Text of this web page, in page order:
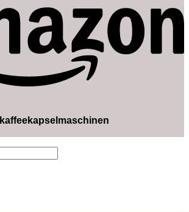
€115.78
kaffeekapselmaschinen